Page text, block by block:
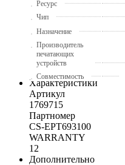
Ресурс
Чип
Назначение
Производитель
печатающих
устройств
Совместимость
Характеристики
Артикул
1769715
Партномер
CS-EPT693100
WARRANTY
12
Дополнительно